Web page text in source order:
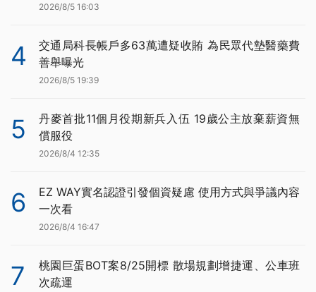
2026/8/5 16:03
4
交通局科長帳戶多63萬遭疑收賄 為民眾代墊醫藥費
善舉曝光
2026/8/5 19:39
5
丹麥首批11個月役期新兵入伍 19歲公主放棄薪資無
償服役
2026/8/4 12:35
6
EZ WAY實名認證引發個資疑慮 使用方式與爭議內容
一次看
2026/8/4 16:47
7
桃園巨蛋BOT案8/25開標 散場規劃增捷運、公車班
次疏運